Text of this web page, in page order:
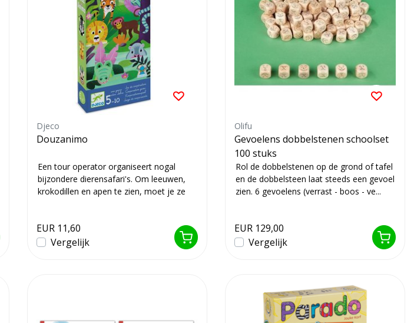
Djeco
Douzanimo
Een tour operator organiseert nogal
bijzondere dierensafari's. Om leeuwen,
krokodillen en apen te zien, moet je ze
EUR 11,60
Vergelijk
Olifu
Gevoelens dobbelstenen schoolset
100 stuks
Rol de dobbelstenen op de grond of tafel
en de dobbelsteen laat steeds een gevoel
zien. 6 gevoelens (verrast - boos - ve...
EUR 129,00
Vergelijk